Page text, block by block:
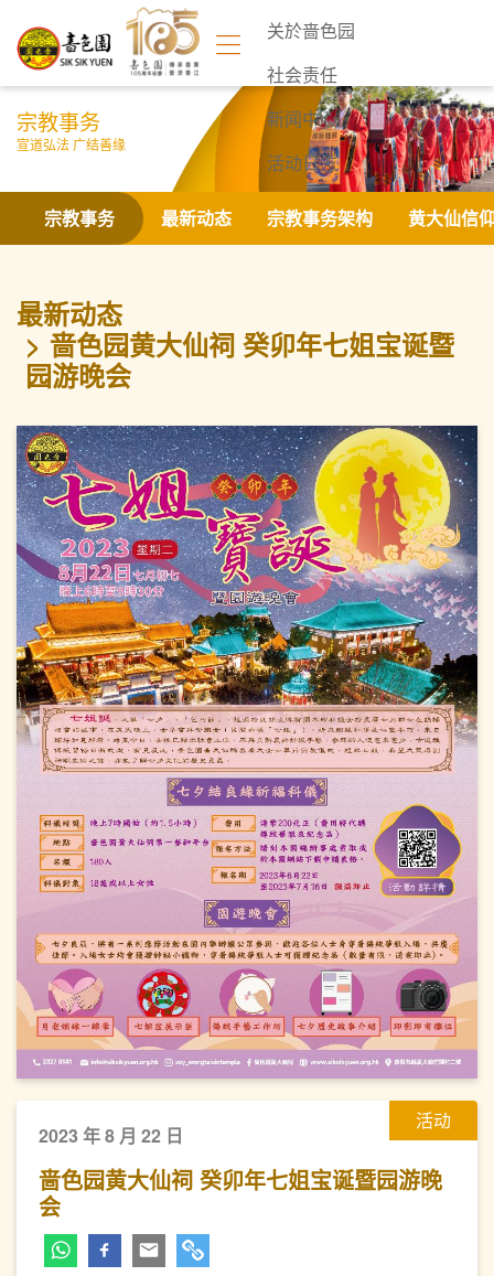
关於啬色园
社会责任
新闻中心
活动日志
联络我们
宗教事务
宣道弘法 广结善缘
宗教事务 最新动态 宗教事务架构 黄大仙信
最新动态
啬色园黄大仙祠 癸卯年七姐宝诞暨
园游晚会
活动
2023 年 8 月 22 日
啬色园黄大仙祠 癸卯年七姐宝诞暨园游晚
会